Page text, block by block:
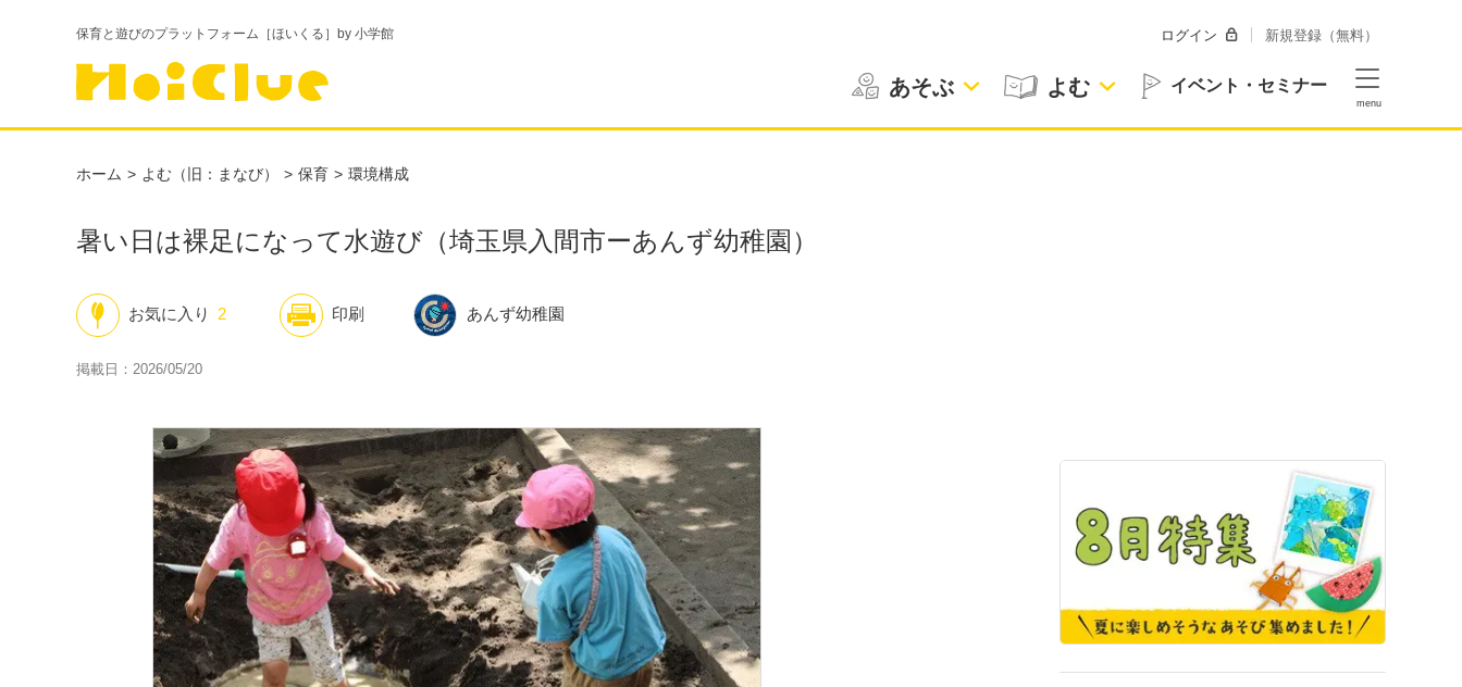
保育と遊びのプラットフォーム［ほいくる］by 小学館
あそぶ よむ イベント・セミナー
ログイン 新規登録（無料）
ホーム よむ（旧：まなび） 保育 環境構成
暑い日は裸足になって水遊び（埼玉県入間市ーあんず幼稚園）
あんず幼稚園
お気に入り 2 印刷
掲載日：2026/05/20